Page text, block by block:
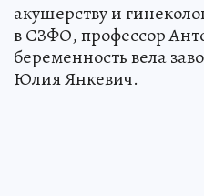
акушерству и
в СЗФО, профессор
беременность вела
Юлия Янкевич.